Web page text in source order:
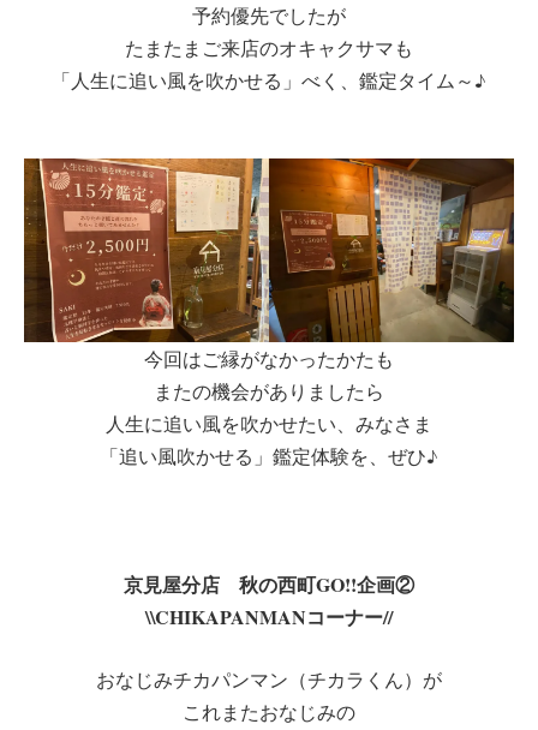
予約優先でしたが
たまたまご来店のオキャクサマも
「人生に追い風を吹かせる」べく、鑑定タイム～♪
今回はご縁がなかったかたも
またの機会がありましたら
人生に追い風を吹かせたい、みなさま
「追い風吹かせる」鑑定体験を、ぜひ♪
京見屋分店 秋の西町GO!!企画②
\\CHIKAPANMANコーナー//
おなじみチカパンマン（チカラくん）が
これまたおなじみの